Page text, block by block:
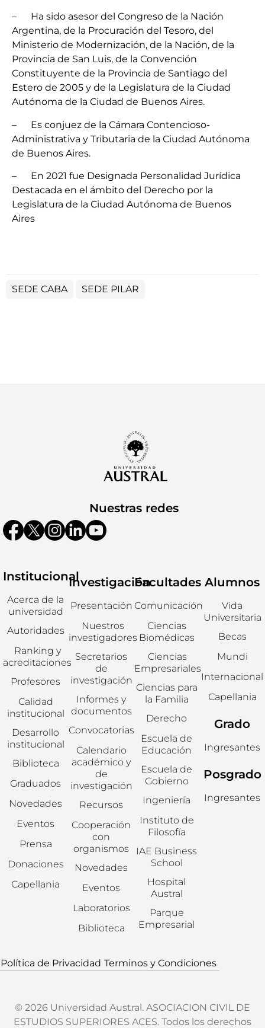
– Ha sido asesor del Congreso de la Nación
Argentina, de la Procuración del Tesoro, del
Ministerio de Modernización, de la Nación, de la
Provincia de San Luis, de la Convención
Constituyente de la Provincia de Santiago del
Estero de 2005 y de la Legislatura de la Ciudad
Autónoma de la Ciudad de Buenos Aires.
– Es conjuez de la Cámara Contencioso-
Administrativa y Tributaria de la Ciudad Autónoma
de Buenos Aires.
– En 2021 fue Designada Personalidad Jurídica
Destacada en el ámbito del Derecho por la
Legislatura de la Ciudad Autónoma de Buenos
Aires
SEDE CABA SEDE PILAR
Nuestras redes
Institucional
Acerca de la
universidad
Autoridades
Ranking y
acreditaciones
Profesores
Calidad
institucional
Desarrollo
institucional
Biblioteca
Graduados
Novedades
Eventos
Prensa
Donaciones
Capellania
Investigación
Presentación
Nuestros
investigadores
Secretarios
de
investigación
Informes y
documentos
Convocatorias
Calendario
académico y
de
investigación
Recursos
Cooperación
con
organismos
Novedades
Eventos
Laboratorios
Biblioteca
Facultades
Comunicación
Ciencias
Biomédicas
Ciencias
Empresariales
Ciencias para
la Familia
Derecho
Escuela de
Educación
Escuela de
Gobierno
Ingeniería
Instituto de
Filosofía
IAE Business
School
Hospital
Austral
Parque
Empresarial
Alumnos
Vida
Universitaria
Becas
Mundi
Internacional
Capellania
Grado
Ingresantes
Posgrado
Ingresantes
Política de Privacidad Terminos y Condiciones
© 2026 Universidad Austral. ASOCIACION CIVIL DE
ESTUDIOS SUPERIORES ACES. Todos los derechos